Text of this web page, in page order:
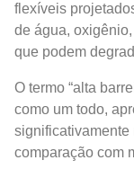
flexíveis
de água,
que podem
O termo “alta
como um todo,
significativamente
comparação com